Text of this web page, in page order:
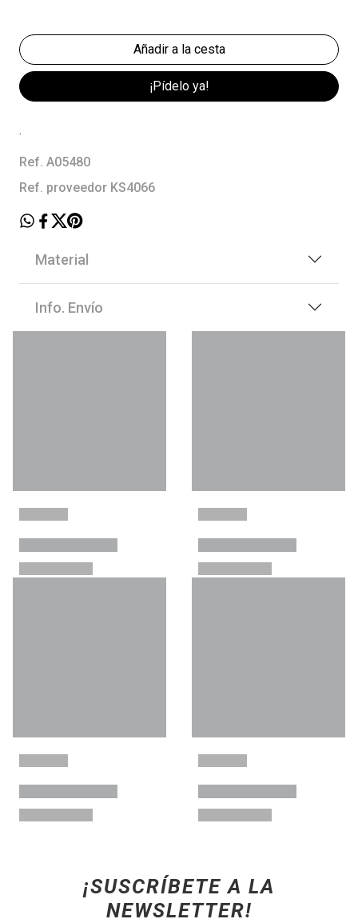
¡Pídelo ya!
.
Ref. A05480
Ref. proveedor KS4066
Material
Info. Envío
¡SUSCRÍBETE A LA
NEWSLETTER!